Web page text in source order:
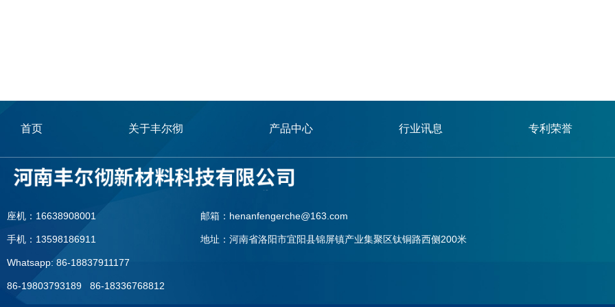
首页 关于丰尔彻 产品中心 行业讯息 专利荣誉
座机：16638908001
手机：13598186911
Whatsapp: 86-18837911177
86-19803793189 86-18336768812
邮箱：henanfengerche@163.com
地址：河南省洛阳市宜阳县锦屏镇产业集聚区钛铜路西侧200米